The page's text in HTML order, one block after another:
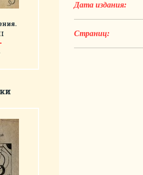
Дата издания:
Страниц: